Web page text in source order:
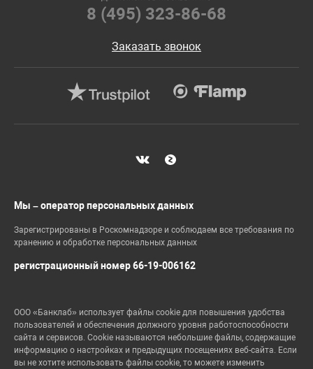
8 (495) 323-86-68
Заказать звонок
Мы – оператор персональных данных
Зарегистрированы в Роскомнадзоре и соблюдаем все требования по
хранению и обработке персональных данных
регистрационный номер 66-19-006162
ООО «Банклаб» использует файлы cookie для повышения удобства
пользователей и обеспечения должного уровня работоспособности
сайта и сервисов. Cookie называются небольшие файлы, содержащие
информацию о настройках и предыдущих посещениях веб-сайта. Если
вы не хотите использовать файлы cookie, то можете изменить